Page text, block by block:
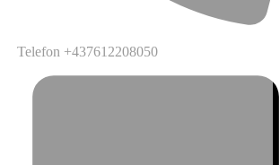
Telefon +437612208050